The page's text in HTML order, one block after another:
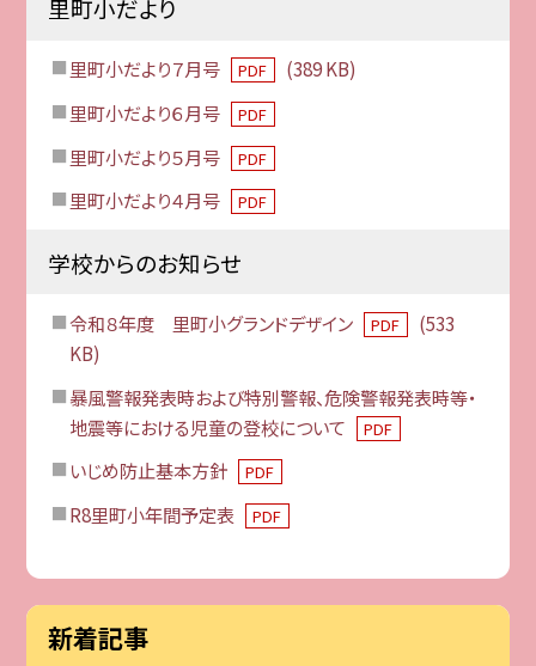
里町小だより
里町小だより７月号 PDF
(389 KB)
里町小だより６月号
PDF
里町小だより５月号 PDF
里町小だより４月号 PDF
学校からのお知らせ
令和８年度 里町小グランドデザイン PDF
(533
KB)
暴風警報発表時および特別警報、危険警報発表時等・
地震等における児童の登校について
PDF
いじめ防止基本方針 PDF
R8里町小年間予定表 PDF
新着記事